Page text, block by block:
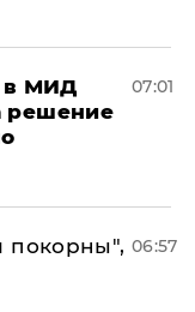
в МИД
решение
07:01
покорны", 06:57